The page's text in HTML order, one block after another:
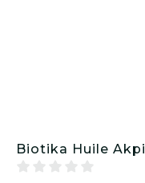
Biotika Huile Akpi